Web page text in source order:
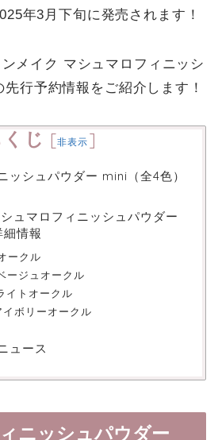
年3月下旬に発売されます！
メイク マシュマロフィニッシ
行予約情報をご紹介します！
くじ [非表示 ]
ッシュパウダー mini（全4色）
ュマロフィニッシュパウダー
情報
ークル
ージュオークル
イトオークル
ボリーオークル
ュース
ニッシュパウダー